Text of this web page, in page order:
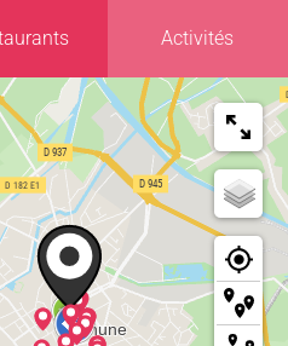
Activités